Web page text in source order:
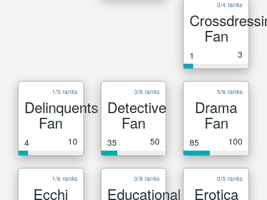
0/4 ranks
Fan
1 3
1/5 ranks
Delinquents
Fan
4 10
3/6 ranks
Detective
Fan
35 50
5/6 ranks
Drama
Fan
85 100
1/6 ranks
Ecchi
0/8 ranks
Educational
0/5 ranks
Erotica